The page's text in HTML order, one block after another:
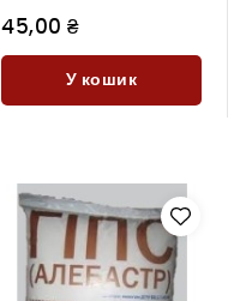
45,00 ₴
У кошик